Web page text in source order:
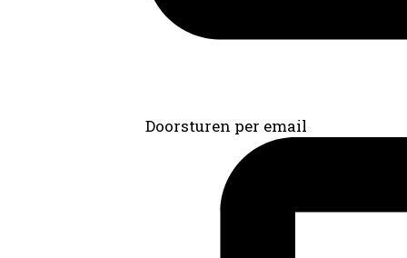
Doorsturen per email